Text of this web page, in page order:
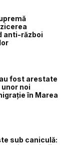
anti-război
fost arestate
noi
în Marea
sub caniculă: